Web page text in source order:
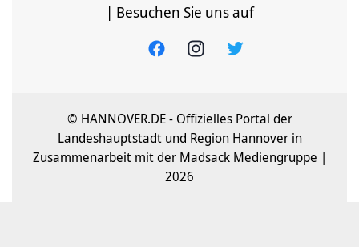
| Besuchen Sie uns auf
© HANNOVER.DE - Offizielles Portal der
Landeshauptstadt und Region Hannover in
Zusammenarbeit mit der Madsack Mediengruppe |
2026